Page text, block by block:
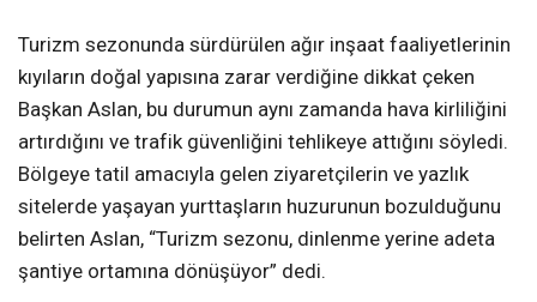
Turizm sezonunda sürdürülen ağır inşaat faaliyetlerinin
kıyıların doğal yapısına zarar verdiğine dikkat çeken
Başkan Aslan, bu durumun aynı zamanda hava kirliliğini
artırdığını ve trafik güvenliğini tehlikeye attığını söyledi.
Bölgeye tatil amacıyla gelen ziyaretçilerin ve yazlık
sitelerde yaşayan yurttaşların huzurunun bozulduğunu
belirten Aslan, “Turizm sezonu, dinlenme yerine adeta
şantiye ortamına dönüşüyor” dedi.